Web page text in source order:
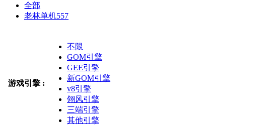
全部
老林单机557
游戏引擎 :
不限
GOM引擎
GEE引擎
新GOM引擎
v8引擎
翎风引擎
三端引擎
其他引擎